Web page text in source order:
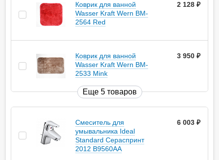
Коврик для ванной
Wasser Kraft Wern BM-
2564 Red
2 128
Коврик для ванной
Wasser Kraft Wern BM-
2533 Mink
3 950
Еще 5 товаров
Смеситель для
умывальника Ideal
Standard Сераспринт
2012 B9560AA
6 003